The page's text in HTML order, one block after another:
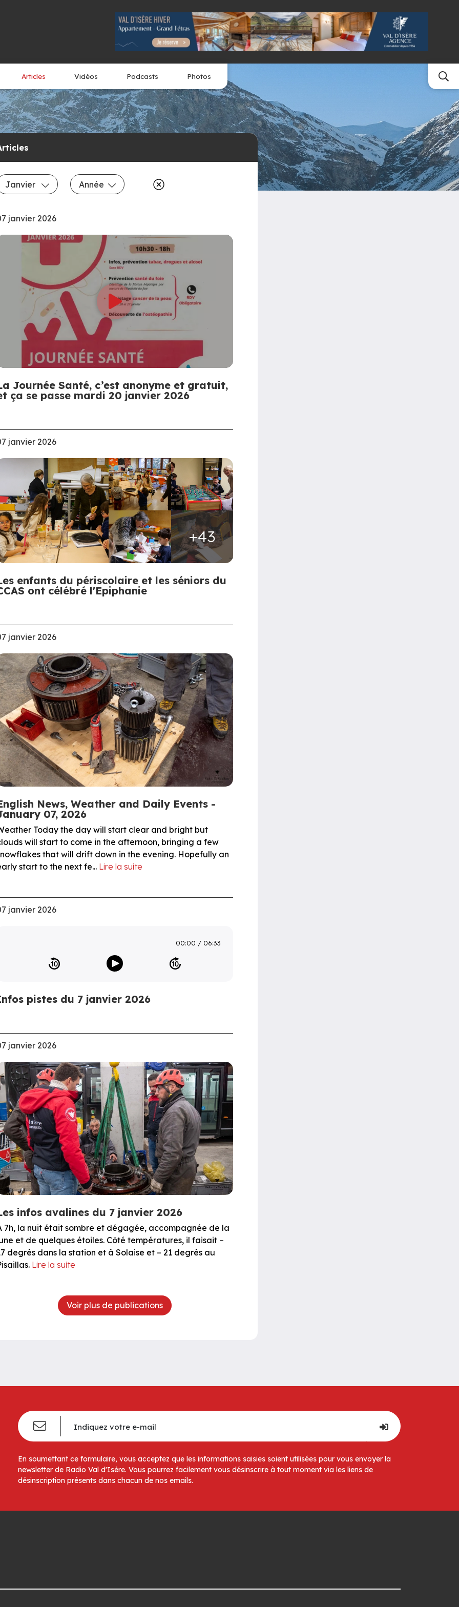
Articles Vidéos Podcasts Photos
Janvier Année
janvier 2026
Journée Santé, c’est anonyme et gratuit,
ça se passe mardi 20 janvier 2026
janvier 2026
+43
enfants du périscolaire et les séniors du
ont célébré l'Epiphanie
janvier 2026
News, Weather and Daily Events -
07, 2026
Today the day will start clear and bright but
will start to come in the afternoon, bringing a few
that will drift down in the evening. Hopefully an
start to the next fe... Lire la suite
janvier 2026
00:00 06:33
pistes du 7 janvier 2026
janvier 2026
infos avalines du 7 janvier 2026
7h, la nuit était sombre et dégagée, accompagnée de la
et de quelques étoiles. Côté températures, il faisait –
degrés dans la station et à Solaise et – 21 degrés au
Lire la suite
Voir plus de publications
En soumettant ce formulaire, vous acceptez que les informations saisies soient utilisées pour vous envoyer la
newsletter de Radio Val d'Isère. Vous pourrez facilement vous désinscrire à tout moment via les liens de
désinscription présents dans chacun de nos emails.